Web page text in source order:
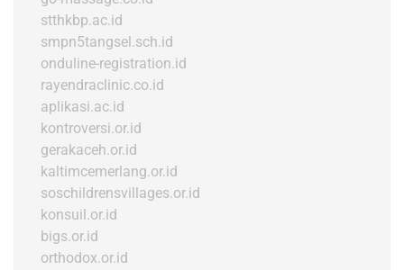
stthkbp.ac.id
smpn5tangsel.sch.id
onduline-registration.id
rayendraclinic.co.id
aplikasi.ac.id
kontroversi.or.id
gerakaceh.or.id
kaltimcemerlang.or.id
soschildrensvillages.or.id
konsuil.or.id
bigs.or.id
orthodox.or.id